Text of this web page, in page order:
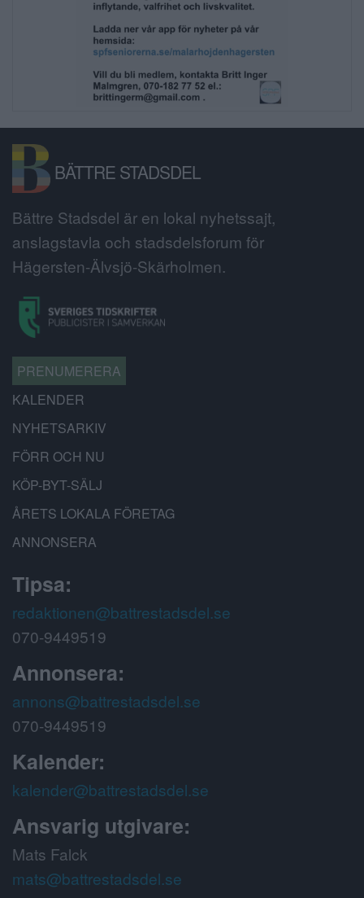
BÄTTRE STADSDEL
Bättre Stadsdel är en lokal nyhetssajt,
anslagstavla och stadsdelsforum för
Hägersten-Älvsjö-Skärholmen.
PRENUMERERA
KALENDER
NYHETSARKIV
FÖRR OCH NU
KÖP-BYT-SÄLJ
ÅRETS LOKALA FÖRETAG
ANNONSERA
Tipsa:
redaktionen@battrestadsdel.se
070-9449519
Annonsera:
annons@battrestadsdel.se
070-9449519
Kalender:
kalender@battrestadsdel.se
Ansvarig utgivare:
Mats Falck
mats@battrestadsdel.se